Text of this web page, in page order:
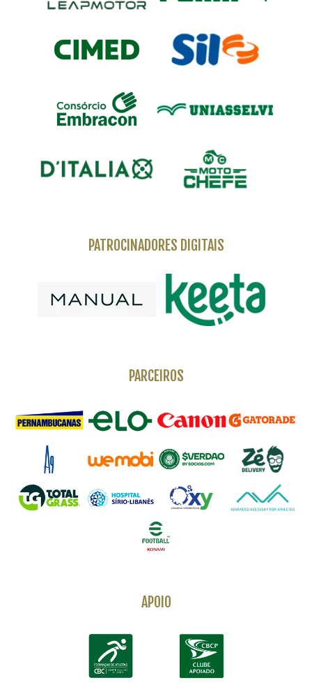
PATROCINADORES DIGITAIS
PARCEIROS
APOIO